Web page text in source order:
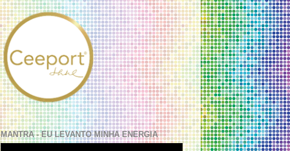
MANTRA - EU LEVANTO MINHA ENERGIA